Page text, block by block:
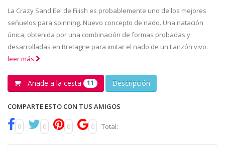
La Crazy Sand Eel de Fiiish es probablemente uno de los mejores
señuelos para spinning. Nuevo concepto de nado. Una natación
única, obtenida por una combinación de formas probadas y
desarrolladas en Bretagne para imitar el nado de un Lanzón vivo.
leer más
Añade a la cesta 11 Descripción
COMPARTE ESTO CON TUS AMIGOS
0 0 0 0 Total: